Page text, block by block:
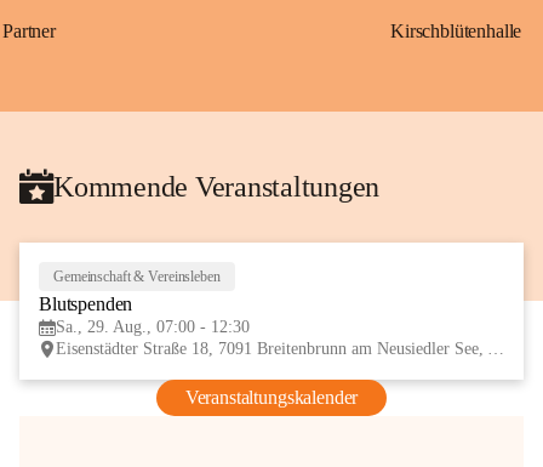
Partner Kirschblütenhalle
Kommende Veranstaltungen
Gemeinschaft & Vereinsleben
Blutspenden
Sa., 29. Aug., 07:00 - 12:30
Eisenstädter Straße 18, 7091 Breitenbrunn am Neusiedler See, AUT
Veranstaltungskalender